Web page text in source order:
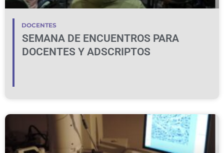
DOCENTES
SEMANA DE ENCUENTROS PARA
DOCENTES Y ADSCRIPTOS